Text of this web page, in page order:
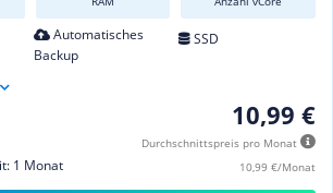
Automatisches
Backup
SSD
10,99 €
Durchschnittspreis pro Monat
10,99 €/Monat
1 Monat